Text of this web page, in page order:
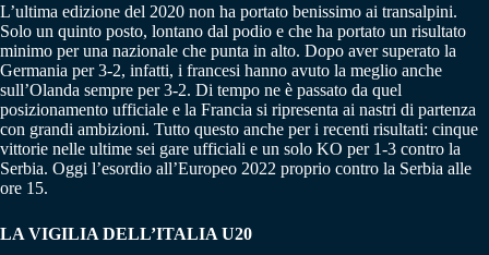
L’ultima edizione del 2020 non ha portato benissimo ai transalpini.
Solo un quinto posto, lontano dal podio e che ha portato un risultato
minimo per una nazionale che punta in alto. Dopo aver superato la
Germania per 3-2, infatti, i francesi hanno avuto la meglio anche
sull’Olanda sempre per 3-2. Di tempo ne è passato da quel
posizionamento ufficiale e la Francia si ripresenta ai nastri di partenza
con grandi ambizioni. Tutto questo anche per i recenti risultati: cinque
vittorie nelle ultime sei gare ufficiali e un solo KO per 1-3 contro la
Serbia. Oggi l’esordio all’Europeo 2022 proprio contro la Serbia alle
ore 15.
LA VIGILIA DELL’ITALIA U20